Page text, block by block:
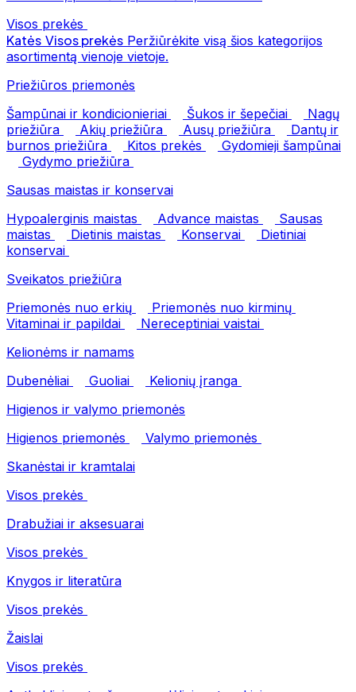
Visos prekės
Katės Visos prekės Peržiūrėkite visą šios kategorijos
asortimentą vienoje vietoje.
Priežiūros priemonės
Šampūnai ir kondicionieriai
Šukos ir šepečiai
Nagų
priežiūra
Akių priežiūra Ausų priežiūra
Dantų ir
burnos priežiūra
Kitos prekės
Gydomieji šampūnai
Gydymo priežiūra
Sausas maistas ir konservai
Hypoalerginis maistas
Advance maistas
Sausas
maistas
Dietinis maistas Konservai
Dietiniai
konservai
Sveikatos priežiūra
Priemonės nuo erkių
Priemonės nuo kirminų
Vitaminai ir papildai
Nereceptiniai vaistai
Kelionėms ir namams
Dubenėliai
Guoliai
Kelionių įranga
Higienos ir valymo priemonės
Higienos priemonės
Valymo priemonės
Skanėstai ir kramtalai
Visos prekės
Drabužiai ir aksesuarai
Visos prekės
Knygos ir literatūra
Visos prekės
Žaislai
Visos prekės